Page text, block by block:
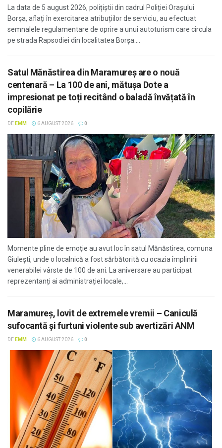
La data de 5 august 2026, polițiștii din cadrul Poliției Orașului
Borșa, aflați în exercitarea atribuțiilor de serviciu, au efectuat
semnalele regulamentare de oprire a unui autoturism care circula
pe strada Rapsodiei din localitatea Borșa....
Satul Mănăstirea din Maramureș are o nouă
centenară – La 100 de ani, mătușa Dote a
impresionat pe toți recitând o baladă învățată în
copilărie
DE EMM 6 AUGUST 2026 0
Momente pline de emoție au avut loc în satul Mănăstirea, comuna
Giulești, unde o localnică a fost sărbătorită cu ocazia împlinirii
venerabilei vârste de 100 de ani. La aniversare au participat
reprezentanți ai administrației locale,...
Maramureș, lovit de extremele vremii – Caniculă
sufocantă și furtuni violente sub avertizări ANM
DE EMM 6 AUGUST 2026 0